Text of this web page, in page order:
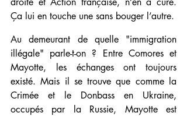
Au demeurant de quelle "immigration
illégale" parle-t-on ? Entre Comores et
Mayotte, les échanges ont toujours
existé. Mais il se trouve que comme la
Crimée et le Donbass en Ukraine,
occupés par la Russie, Mayotte est